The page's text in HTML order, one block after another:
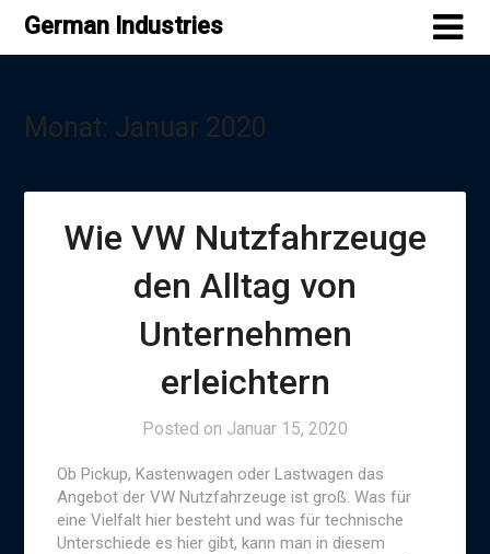
SkipGerman Industries
Monat: Januar 2020
Wie VW Nutzfahrzeuge
den Alltag von
Unternehmen
erleichtern
Posted on Januar 15, 2020
Ob Pickup, Kastenwagen oder Lastwagen das
Angebot der VW Nutzfahrzeuge ist groß. Was für
eine Vielfalt hier besteht und was für technische
Unterschiede es hier gibt, kann man in diesem